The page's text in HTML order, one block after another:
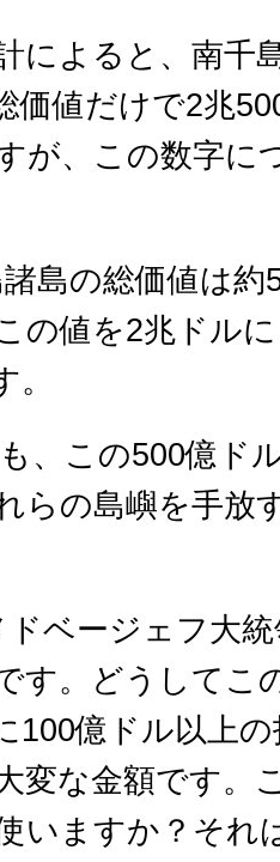
によると、南千
価値だけで2兆
が、この数字に
島の総価値は約
の値を2兆ドル
、この500億ド
らの島嶼を手放
ベージェフ大
す。どうしてこ
100億ドル以上
変な金額です。
いますか？それ